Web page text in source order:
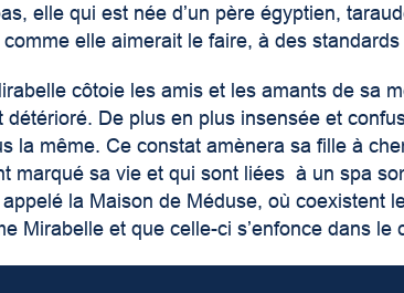
elle qui est née d’un père égyptien,
elle aimerait le faire, à des
côtoie les amis et les amants de sa
détérioré. De plus en plus insensée et
la même. Ce constat amènera sa fille à
marqué sa vie et qui sont liées à un spa
la Maison de Méduse, où coexistent
Mirabelle et que celle-ci s’enfonce dans